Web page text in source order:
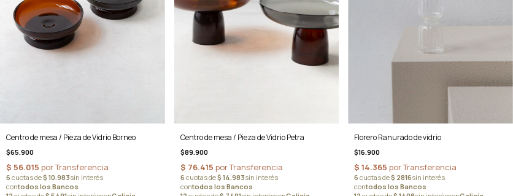
Centro de mesa / Pieza de Vidrio Borneo
$65.900
Centro de mesa / Pieza de Vidrio Petra
$89.900
Florero Ranurado de vidrio
$16.900